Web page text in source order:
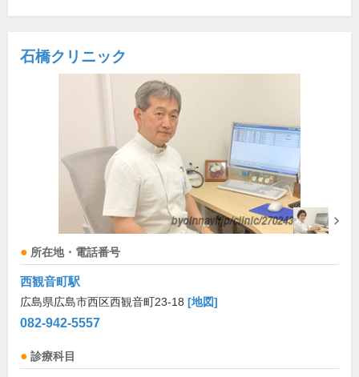
石橋クリニック
所在地・電話番号
西観音町駅
広島県広島市西区西観音町23-18 [地図]
082-942-5557
診療科目